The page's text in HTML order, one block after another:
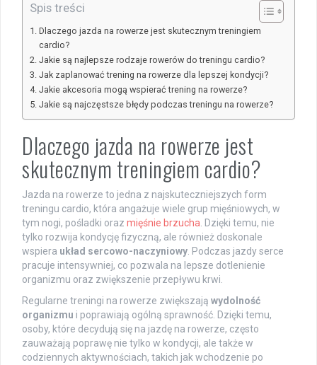
Spis treści
Dlaczego jazda na rowerze jest skutecznym treningiem
cardio?
Jakie są najlepsze rodzaje rowerów do treningu cardio?
Jak zaplanować trening na rowerze dla lepszej kondycji?
Jakie akcesoria mogą wspierać trening na rowerze?
Jakie są najczęstsze błędy podczas treningu na rowerze?
Dlaczego jazda na rowerze jest
skutecznym treningiem cardio?
Jazda na rowerze to jedna z najskuteczniejszych form
treningu cardio, która angażuje wiele grup mięśniowych, w
tym nogi, pośladki oraz mięśnie brzucha. Dzięki temu, nie
tylko rozwija kondycję fizyczną, ale również doskonale
wspiera układ sercowo-naczyniowy. Podczas jazdy serce
pracuje intensywniej, co pozwala na lepsze dotlenienie
organizmu oraz zwiększenie przepływu krwi.
Regularne treningi na rowerze zwiększają wydolność
organizmu i poprawiają ogólną sprawność. Dzięki temu,
osoby, które decydują się na jazdę na rowerze, często
zauważają poprawę nie tylko w kondycji, ale także w
codziennych aktywnościach, takich jak wchodzenie po